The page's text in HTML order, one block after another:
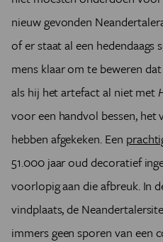
nieuw gevonden
of er staat al een hedendaags
mens klaar om te beweren
als hij het artefact al niet met
voor een handvol bessen, het
hebben afgekeken. Een
51.000 jaar oud decoratief
voorlopig aan die afbreuk. In
vindplaats, de
immers geen sporen van een